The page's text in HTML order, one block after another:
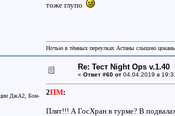
тоже глупо
Ночью в тёмных переулках Астаны слышно
ДжА2, Бон-
Re: Тест Night Ops v.1.40
« Ответ #60 от04.04.2019 в
2ПМ:
Плят!!! А ГосХран в турме? В